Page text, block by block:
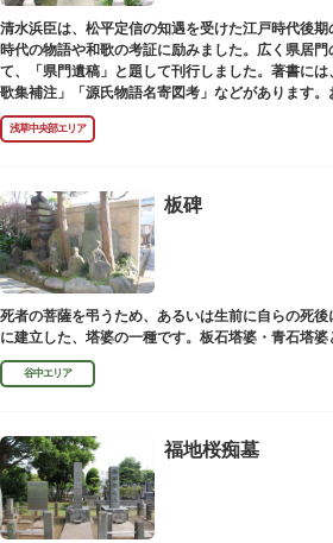
清水浜臣は、松平定信の知遇を受けた江戸時代後
時代の物語や和歌の考証に励みました。広く県居
て、「県門遺稿」と題して刊行しました。著書に
歌集補注」「源氏物語名寄図考」などがあります
うじ）境内にあります。
浅草中央部エリア
板碑
死者の菩薩を弔うため、あるいは生前に自らの死
に建立した、塔婆の一種です。板石塔婆・青石塔婆
谷中エリア
福地桜痴墓